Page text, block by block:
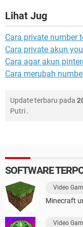
Lihat Jug
Cara private number
Cara private akun
Cara agar akun
Cara merubah
Update terbaru pada
Putri .
SOFTWARE
Video
Minecraft
Video